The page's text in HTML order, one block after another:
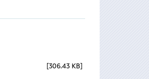
306.43 KB